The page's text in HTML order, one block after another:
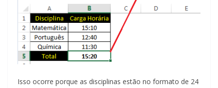
Isso ocorre porque as disciplinas estão no formato de 24